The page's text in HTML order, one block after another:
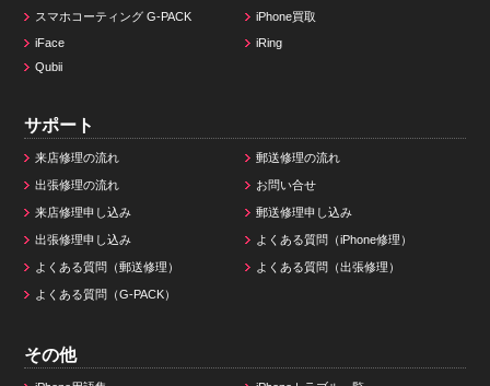
スマホコーティング G-PACK
iPhone買取
iFace
iRing
Qubii
サポート
来店修理の流れ 郵送修理の流れ
出張修理の流れ お問い合せ
来店修理申し込み 郵送修理申し込み
出張修理申し込み よくある質問（iPhone修理）
よくある質問（郵送修理） よくある質問（出張修理）
よくある質問（G-PACK）
その他